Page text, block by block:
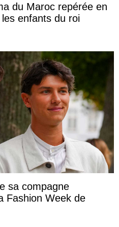
du Maroc repérée en
enfants du roi
sa compagne
Fashion Week de